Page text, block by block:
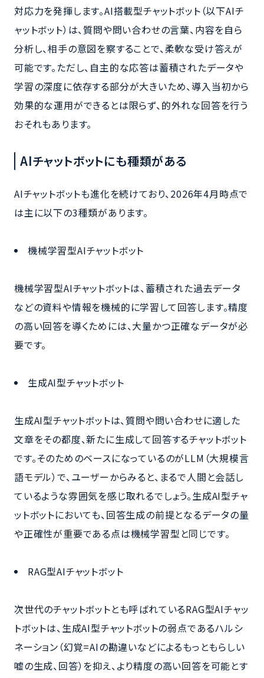
対応力を発揮します。AI搭載型チャットボット（以下AIチ
ャットボット）は、質問や問い合わせの言葉、内容を自ら
分析し、相手の意図を察することで、柔軟な受け答えが
可能です。ただし、自主的な応答は蓄積されたデータや
学習の深度に依存する部分が大きいため、導入当初から
効果的な運用ができるとは限らず、的外れな回答を行う
おそれもあります。
AIチャットボットにも種類がある
AIチャットボットも進化を続けており、2026年4月時点で
は主に以下の3種類があります。
機械学習型AIチャットボット
機械学習型AIチャットボットは、蓄積された過去データ
などの資料や情報を機械的に学習して回答します。精度
の高い回答を導くためには、大量かつ正確なデータが必
要です。
生成AI型チャットボット
生成AI型チャットボットは、質問や問い合わせに適した
文章をその都度、新たに生成して回答するチャットボット
です。そのためのベースになっているのがLLM（大規模言
語モデル）で、ユーザーからみると、まるで人間と会話し
ているような雰囲気を感じ取れるでしょう。生成AI型チャ
ットボットにおいても、回答生成の前提となるデータの量
や正確性が重要である点は機械学習型と同じです。
RAG型AIチャットボット
次世代のチャットボットとも呼ばれているRAG型AIチャッ
トボットは、生成AI型チャットボットの弱点であるハルシ
ネーション（幻覚=AIの勘違いなどによるもっともらしい
嘘の生成、回答）を抑え、より精度の高い回答を可能とす